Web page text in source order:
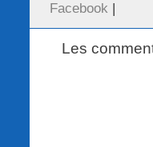
Facebook |
Les